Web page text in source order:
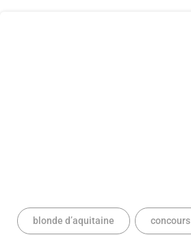
blonde d’aquitaine concours